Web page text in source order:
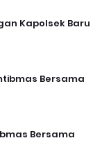
Kapolsek Baru
Bersama
Bersama